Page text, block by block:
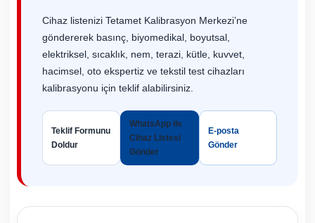
Cihaz listenizi Tetamet Kalibrasyon Merkezi’ne
göndererek basınç, biyomedikal, boyutsal,
elektriksel, sıcaklık, nem, terazi, kütle, kuvvet,
hacimsel, oto ekspertiz ve tekstil test cihazları
kalibrasyonu için teklif alabilirsiniz.
Teklif Formunu
Doldur
WhatsApp ile
Cihaz Listesi
Gönder
E-posta
Gönder